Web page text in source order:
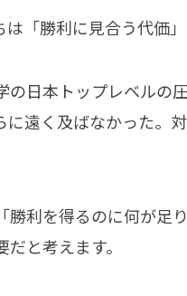
「勝利に見合う代価
日本トップレベルの
に遠く及ばなかった
勝利を得るのに何が
と考えます。